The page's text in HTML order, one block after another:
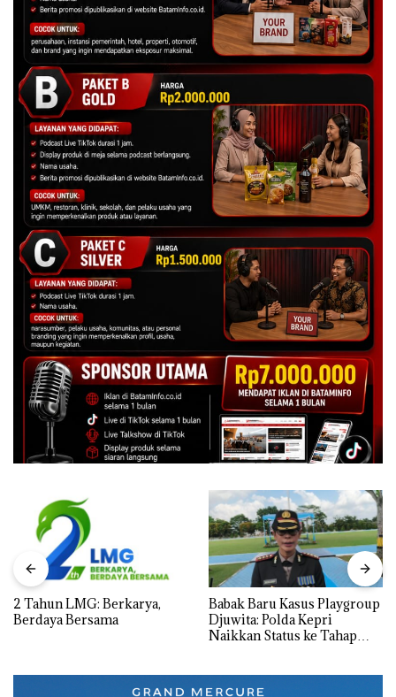
2 Tahun LMG: Berkarya,
Berdaya Bersama
Babak Baru Kasus Playgroup
Djuwita: Polda Kepri
Naikkan Status ke Tahap